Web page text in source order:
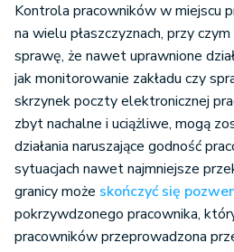
Kontrola pracowników w miejscu
na wielu płaszczyznach, przy
sprawę, że nawet uprawnione
jak monitorowanie zakładu czy
skrzynek poczty elektronicznej
zbyt nachalne i uciążliwe, mogą
działania naruszające godność
sytuacjach nawet najmniejsze
granicy może skończyć się
pokrzywdzonego pracownika,
pracowników przeprowadzona